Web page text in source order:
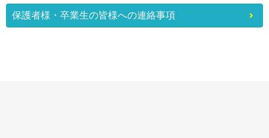
保護者様・卒業生の皆様への連絡事項